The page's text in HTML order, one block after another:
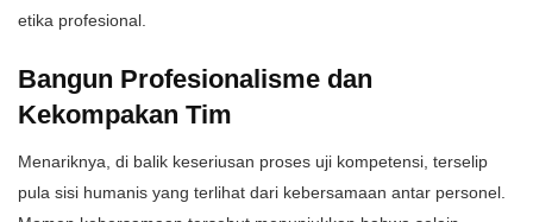
etika profesional.
Bangun Profesionalisme dan
Kekompakan Tim
Menariknya, di balik keseriusan proses uji kompetensi, terselip
pula sisi humanis yang terlihat dari kebersamaan antar personel.